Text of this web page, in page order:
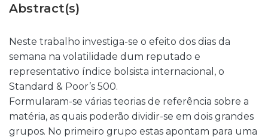
Abstract(s)
Neste trabalho investiga-se o efeito dos dias da
semana na volatilidade dum reputado e
representativo índice bolsista internacional, o
Standard & Poor’s 500.
Formularam-se várias teorias de referência sobre a
matéria, as quais poderão dividir-se em dois grandes
grupos. No primeiro grupo estas apontam para uma